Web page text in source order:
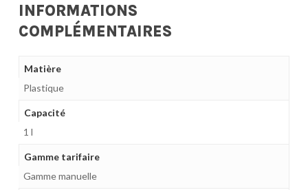
INFORMATIONS
COMPLÉMENTAIRES
Matière
Plastique
Capacité
1 l
Gamme tarifaire
Gamme manuelle